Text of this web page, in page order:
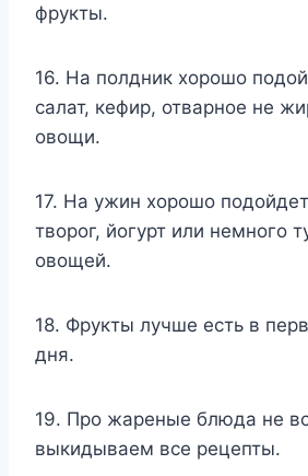
фрукты.
16. На полдник хорошо
салат, кефир, отварное не
овощи.
17. На ужин хорошо
творог, йогурт или немного
овощей.
18. Фрукты лучше есть в
дня.
19. Про жареные блюда не
выкидываем все рецепты.